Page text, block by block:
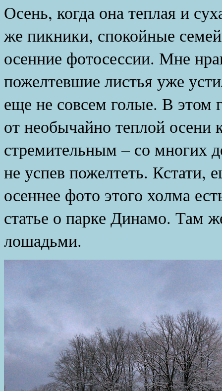
Осень, когда она теплая и
же пикники, спокойные
осенние фотосессии. Мне
пожелтевшие листья уже
еще не совсем голые. В этом
от необычайно теплой осени
стремительным – со многих
не успев пожелтеть. Кстати,
осеннее фото этого холма
статье о парке Динамо. Там
лошадьми.